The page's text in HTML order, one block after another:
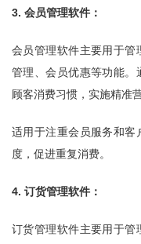
3. 会员管理软件：
会员管理软件主要用于管
管理、会员优惠等功能。
顾客消费习惯，实施精准
适用于注重会员服务和客
度，促进重复消费。
4. 订货管理软件：
订货管理软件主要用于管